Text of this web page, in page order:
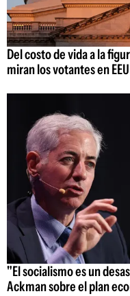
Del costo de vida a la
miran los votantes en
"El socialismo es un
Ackman sobre el plan